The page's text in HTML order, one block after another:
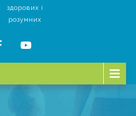
здорових і
розумних